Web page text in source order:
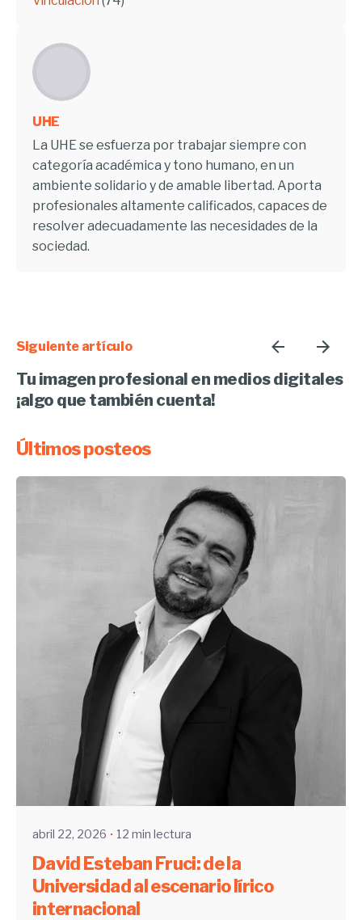
UHE
La UHE se esfuerza por trabajar siempre con
categoría académica y tono humano, en un
ambiente solidario y de amable libertad. Aporta
profesionales altamente calificados, capaces de
resolver adecuadamente las necesidades de la
sociedad.
Siguiente artículo
Tu imagen profesional en medios digitales
¡algo que también cuenta!
Últimos posteos
Enviado por
UHE
abril 22, 2026 12 min lectura
David Esteban Fruci: de la
Universidad al escenario lírico
internacional